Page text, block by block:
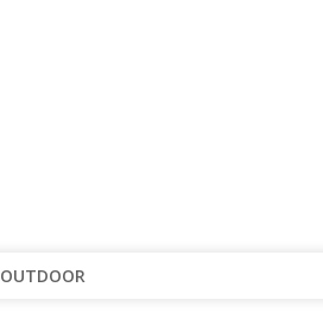
OUTDOOR